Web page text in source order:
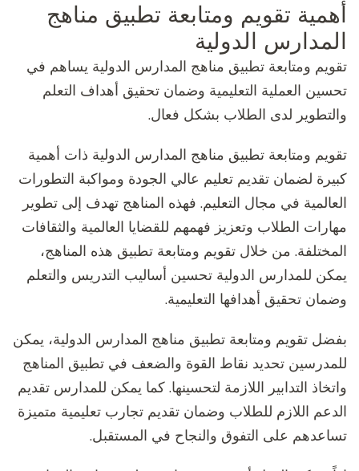
أهمية تقويم ومتابعة تطبيق مناهج
المدارس الدولية
تقويم ومتابعة تطبيق مناهج المدارس الدولية يساهم في
تحسين العملية التعليمية وضمان تحقيق أهداف التعلم
والتطوير لدى الطلاب بشكل فعال.
تقويم ومتابعة تطبيق مناهج المدارس الدولية ذات أهمية
كبيرة لضمان تقديم تعليم عالي الجودة ومواكبة التطورات
العالمية في مجال التعليم. فهذه المناهج تهدف إلى تطوير
مهارات الطلاب وتعزيز فهمهم للقضايا العالمية والثقافات
المختلفة. من خلال تقويم ومتابعة تطبيق هذه المناهج،
يمكن للمدارس الدولية تحسين أساليب التدريس والتعلم
وضمان تحقيق أهدافها التعليمية.
بفضل تقويم ومتابعة تطبيق مناهج المدارس الدولية، يمكن
للمدرسين تحديد نقاط القوة والضعف في تطبيق المناهج
واتخاذ التدابير اللازمة لتحسينها. كما يمكن للمدارس تقديم
الدعم اللازم للطلاب وضمان تقديم تجارب تعليمية متميزة
تساعدهم على التفوق والنجاح في المستقبل.